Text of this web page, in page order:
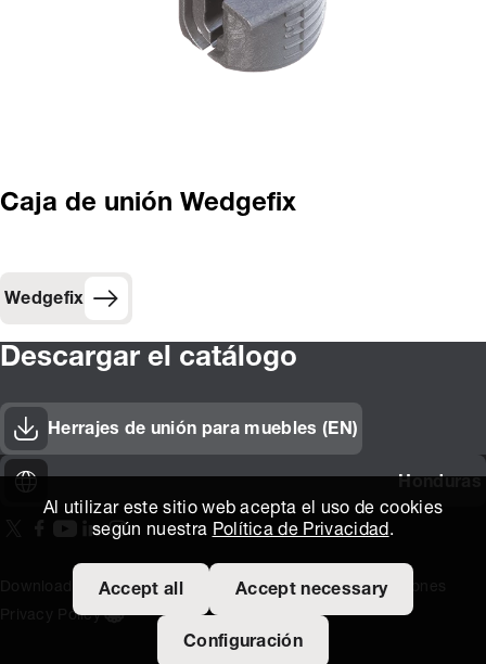
Al utilizar este sitio web acepta el uso de cookies
según nuestra Política de Privacidad .
Accept all Accept necessary
Configuración
Caja de unión Wedgefix
Wedgefix
Descargar el catálogo
Herrajes de unión para muebles (EN)
Honduras
On our X page
(Opens in new window)
On our Facebook page
(Opens in new window)
On our Youtube page
(Opens in new window)
(Opens in new window)
On our Instagram page
(Opens in new window)
Download areaTitus Expertise ExtranetTerminos y Condiciones
Privacy Policy
Open the cookie settings banner